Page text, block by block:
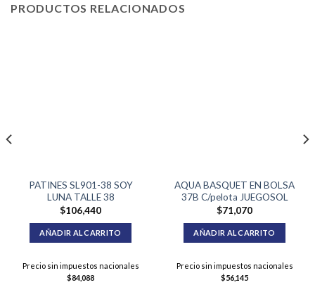
PRODUCTOS RELACIONADOS
PATINES SL901-38 SOY
LUNA TALLE 38
$106,440
AÑADIR AL CARRITO
Precio sin impuestos nacionales
$84,088
AQUA BASQUET EN BOLSA
37B C/pelota JUEGOSOL
$71,070
AÑADIR AL CARRITO
Precio sin impuestos nacionales
$56,145